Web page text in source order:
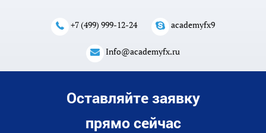
Оставляйте заявку
прямо сейчас
+7 (499) 999-12-24 academyfx9
Info@academyfx.ru